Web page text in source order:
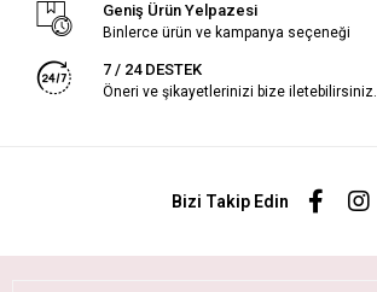
Geniş Ürün Yelpazesi
Binlerce ürün ve kampanya seçeneği
7 / 24 DESTEK
Öneri ve şikayetlerinizi bize iletebilirsiniz.
Bizi Takip Edin